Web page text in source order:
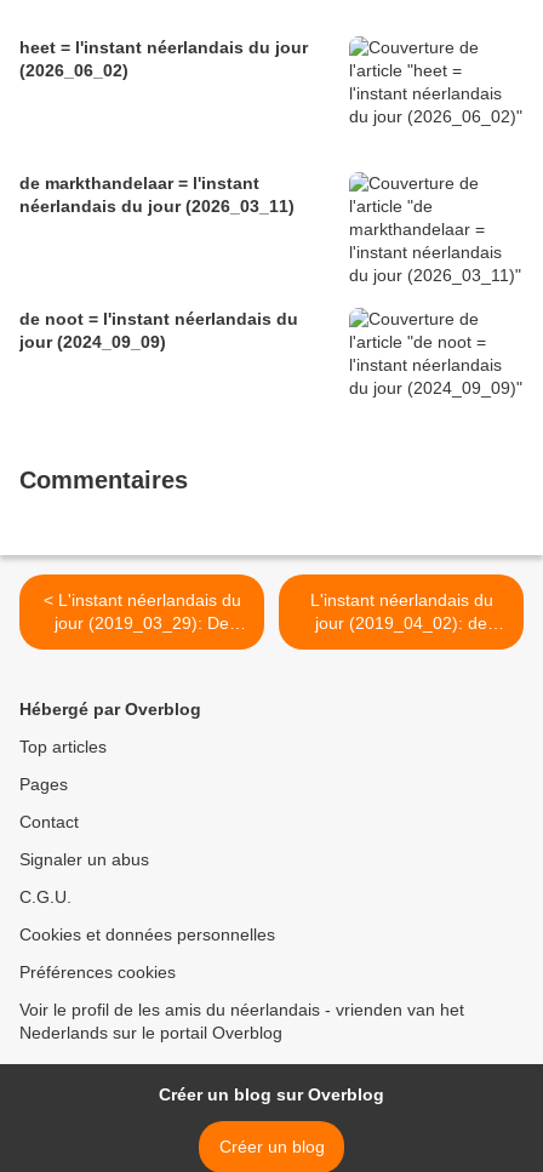
heet = l'instant néerlandais du jour
(2026_06_02)
de markthandelaar = l'instant
néerlandais du jour (2026_03_11)
de noot = l'instant néerlandais du
jour (2024_09_09)
Commentaires
< L'instant néerlandais du
jour (2019_03_29): De
Eerste Kamer
L'instant néerlandais du
jour (2019_04_02): de
grondwet >
Hébergé par Overblog
Top articles
Pages
Contact
Signaler un abus
C.G.U.
Cookies et données personnelles
Préférences cookies
Voir le profil de les amis du néerlandais - vrienden van het
Nederlands sur le portail Overblog
Créer un blog sur Overblog
Créer un blog